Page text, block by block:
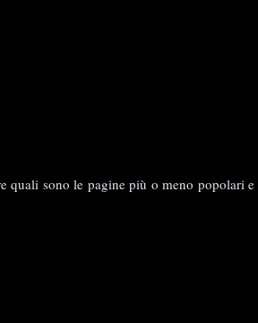
quali sono le pagine più o meno popolari